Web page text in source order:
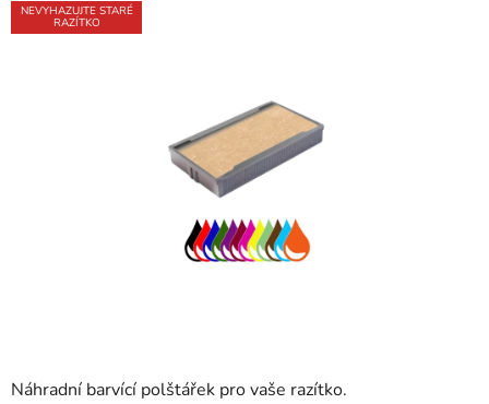
Náhradní barvící polštářek pro vaše razítko.
je
NEVYHAZUJTE STARÉ
RAZÍTKO